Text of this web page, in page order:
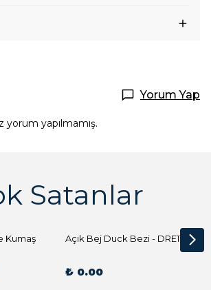
Yorum Yap
yapılmamış.
Satanlar
Kumaş Açık Bej Duck Bezi - DRE1144 Kumaş Peçete
₺ 0.00